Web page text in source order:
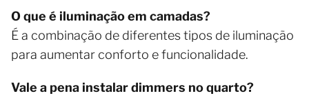
O que é iluminação em camadas?
É a combinação de diferentes tipos de iluminação
para aumentar conforto e funcionalidade.
Vale a pena instalar dimmers no quarto?